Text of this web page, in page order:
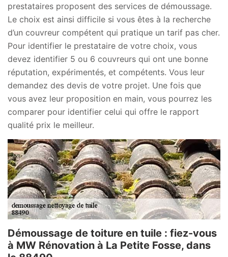
prestataires proposent des services de démoussage.
Le choix est ainsi difficile si vous êtes à la recherche
d’un couvreur compétent qui pratique un tarif pas cher.
Pour identifier le prestataire de votre choix, vous
devez identifier 5 ou 6 couvreurs qui ont une bonne
réputation, expérimentés, et compétents. Vous leur
demandez des devis de votre projet. Une fois que
vous avez leur proposition en main, vous pourrez les
comparer pour identifier celui qui offre le rapport
qualité prix le meilleur.
Démoussage de toiture en tuile : fiez-vous
à MW Rénovation à La Petite Fosse, dans